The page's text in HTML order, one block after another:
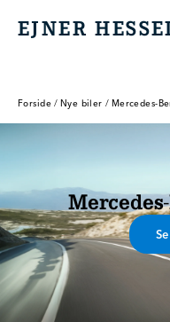
EJNER HESSEL
EJNER
Forside / Nye biler / Mercedes-